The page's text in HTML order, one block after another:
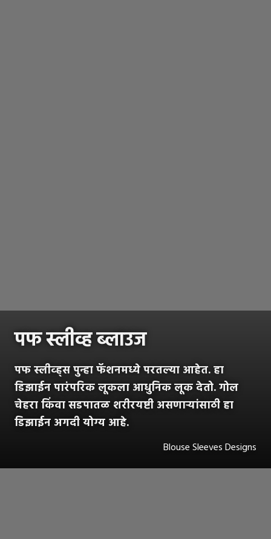
पफ स्लीव्ह ब्लाउज
पफ स्लीव्ह्स पुन्हा फॅशनमध्ये परतल्या आहेत. हा
डिझाईन पारंपरिक लूकला आधुनिक लूक देतो. गोल
चेहरा किंवा सडपातळ शरीरयष्टी असणाऱ्यांसाठी हा
डिझाईन अगदी योग्य आहे.
Blouse Sleeves Designs